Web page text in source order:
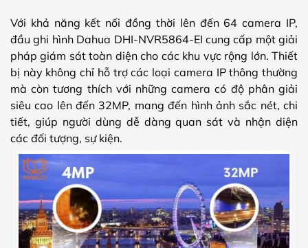
Với khả năng kết nối đồng thời lên đến 64 camera IP,
đầu ghi hình Dahua DHI-NVR5864-EI cung cấp một giải
pháp giám sát toàn diện cho các khu vực rộng lớn. Thiết
bị này không chỉ hỗ trợ các loại camera IP thông thường
mà còn tương thích với những camera có độ phân giải
siêu cao lên đến 32MP, mang đến hình ảnh sắc nét, chi
tiết, giúp người dùng dễ dàng quan sát và nhận diện
các đối tượng, sự kiện.